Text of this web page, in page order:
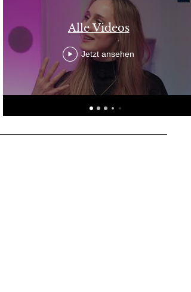
Alle Videos
Jetzt ansehen